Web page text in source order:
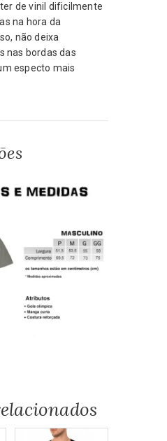
de vinil dificilmente
na hora da
não deixa
nas bordas das
especto mais